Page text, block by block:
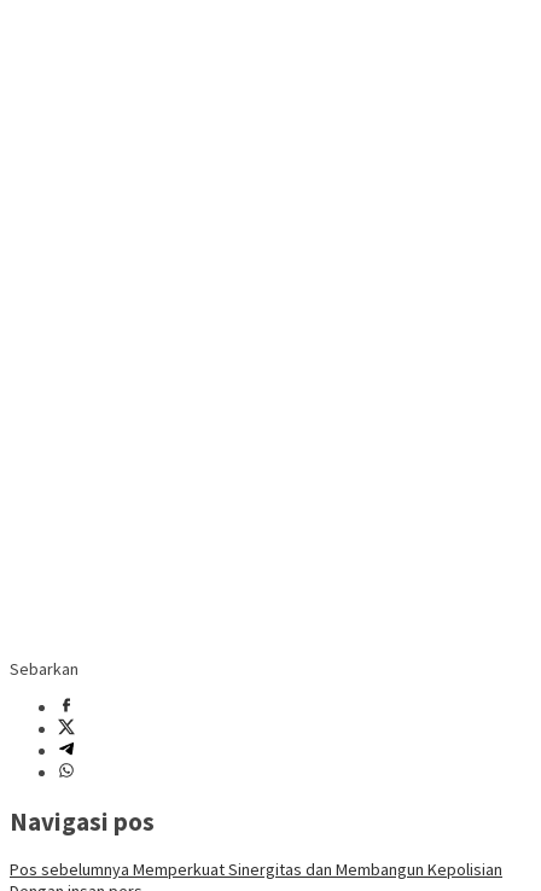
Sebarkan
Navigasi pos
Pos sebelumnya Memperkuat Sinergitas dan Membangun Kepolisian